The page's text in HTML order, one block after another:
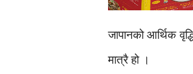
जापानको आर्थिक
मात्रै हो ।